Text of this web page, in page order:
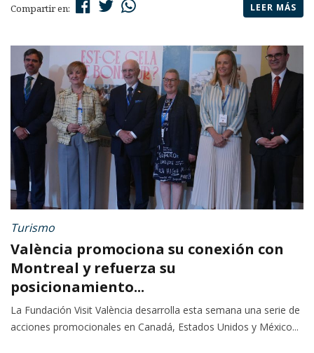
Compartir en: LEER MÁS
Turismo
València promociona su conexión con
Montreal y refuerza su
posicionamiento...
La Fundación Visit València desarrolla esta semana una serie de
acciones promocionales en Canadá, Estados Unidos y México...